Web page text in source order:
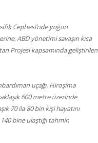
Cephesi’nde yoğun
ABD yönetimi savaşın kısa
Projesi kapsamında geliştirilen
uçağı, Hiroşima
600 metre üzerinde
70 ila 80 bin kişi hayatını
bine ulaştığı tahmin